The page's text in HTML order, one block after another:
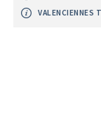
VALENCIENNES